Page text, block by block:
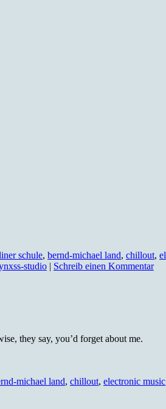
schule, bernd-michael land, chillout,
studio | Schreib einen Kommentar
they say, you’d forget about me.
michael land, chillout, electronic music